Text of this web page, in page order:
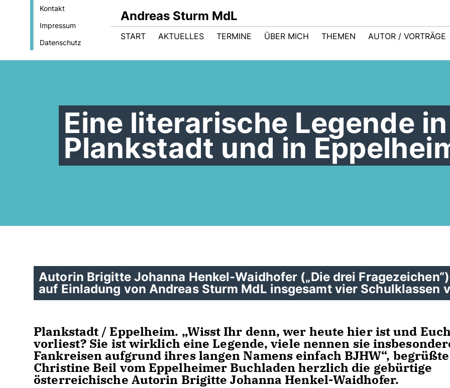
Kontakt
Impressum
Datenschutz
Andreas Sturm MdL
START AKTUELLES TERMINE ÜBER MICH THEMEN AUTOR / VORTRÄGE
Eine literarische Legende in
Plankstadt und in
Autorin Brigitte Johanna Henkel-Waidhofer („Die drei
auf Einladung von Andreas Sturm MdL insgesamt vier Schulklassen
Plankstadt / Eppelheim. „Wisst Ihr denn, wer heute hier ist und
vorliest? Sie ist wirklich eine Legende, viele nennen sie
Fankreisen aufgrund ihres langen Namens einfach BJHW“,
Christine Beil vom Eppelheimer Buchladen herzlich die gebürtige
österreichische Autorin Brigitte Johanna Henkel-Waidhofer.